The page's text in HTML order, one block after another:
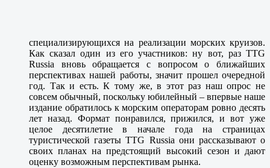
специализирующихся на реализации морских круизов.
Как сказал один из его участников: ну вот, раз TTG
Russia вновь обращается с вопросом о ближайших
перспективах нашей работы, значит прошел очередной
год. Так и есть. К тому же, в этот раз наш опрос не
совсем обычный, поскольку юбилейный – впервые наше
издание обратилось к морским операторам ровно десять
лет назад. Формат понравился, прижился, и вот уже
целое десятилетие в начале года на страницах
туристической газеты TTG Russia они рассказывают о
своих планах на предстоящий высокий сезон и дают
оценку возможным перспективам рынка.